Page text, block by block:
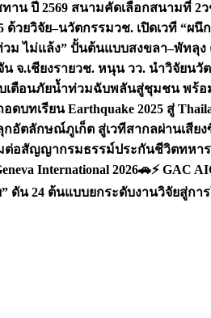
าน ปี 2569 สนามคัดเลือกสนามที่ 2
ด้วยวิจัย–นวัตกรรมวช. เปิดเวที “ผ
ม ไม่แล้ง” ปั้นต้นแบบสงขลา–พัทลุง
จ.เชียงรายวช. หนุน วว. นำวิจัยนวั
เตือนภัยน้ำท่วมฉับพลันสู่ชุมชน พร้
อดบทเรียน Earthquake 2025 สู่
กอัตลักษณ์ภูเก็ต สู่เวทีสากลผ่านเสีย
ต่อสัญญากรมธรรม์ประกันชีวิตทหาร
International 2026🚗⚡️ GAC
ดัน 24 ต้นแบบยกระดับงานวิจัยสู่กา